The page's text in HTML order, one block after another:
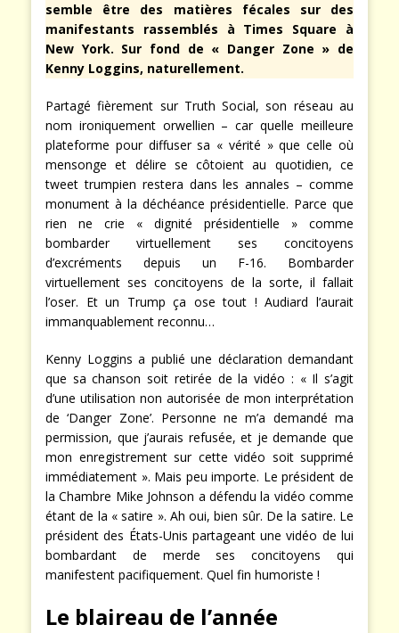
semble être des matières fécales sur des
manifestants rassemblés à Times Square à
New York. Sur fond de « Danger Zone » de
Kenny Loggins, naturellement.
Partagé fièrement sur Truth Social, son réseau au
nom ironiquement orwellien – car quelle meilleure
plateforme pour diffuser sa « vérité » que celle où
mensonge et délire se côtoient au quotidien, ce
tweet trumpien restera dans les annales – comme
monument à la déchéance présidentielle. Parce que
rien ne crie « dignité présidentielle » comme
bombarder virtuellement ses concitoyens
d’excréments depuis un F-16. Bombarder
virtuellement ses concitoyens de la sorte, il fallait
l’oser. Et un Trump ça ose tout ! Audiard l’aurait
immanquablement reconnu…
Kenny Loggins a publié une déclaration demandant
que sa chanson soit retirée de la vidéo : « Il s’agit
d’une utilisation non autorisée de mon interprétation
de ‘Danger Zone’. Personne ne m’a demandé ma
permission, que j’aurais refusée, et je demande que
mon enregistrement sur cette vidéo soit supprimé
immédiatement ». Mais peu importe. Le président de
la Chambre Mike Johnson a défendu la vidéo comme
étant de la « satire ». Ah oui, bien sûr. De la satire. Le
président des États-Unis partageant une vidéo de lui
bombardant de merde ses concitoyens qui
manifestent pacifiquement. Quel fin humoriste !
Le blaireau de l’année